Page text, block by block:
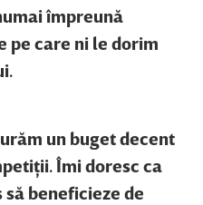
împreună
pe care ni le dorim
un buget decent
Îmi doresc ca
beneficieze de